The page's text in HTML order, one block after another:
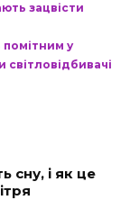
зацвісти
помітним у
сну, і як це